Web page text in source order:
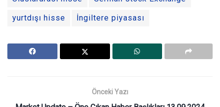
yurtdışı hisse İngiltere piyasası
Önceki Yazı